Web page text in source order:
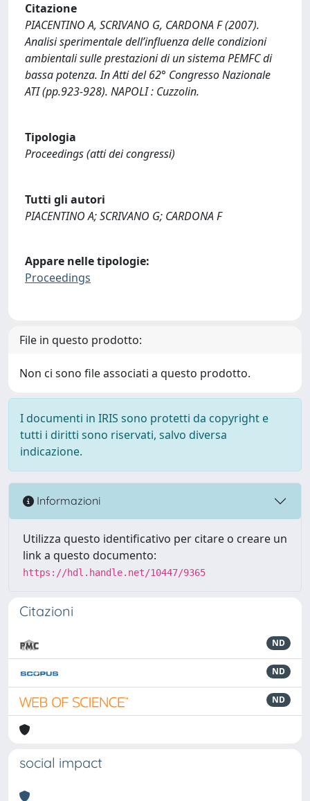
Citazione
PIACENTINO A, SCRIVANO G, CARDONA F (2007).
Analisi sperimentale dell’influenza delle condizioni
ambientali sulle prestazioni di un sistema PEMFC di
bassa potenza. In Atti del 62° Congresso Nazionale
ATI (pp.923-928). NAPOLI : Cuzzolin.
Tipologia
Proceedings (atti dei congressi)
Tutti gli autori
PIACENTINO A; SCRIVANO G; CARDONA F
Appare nelle tipologie:
Proceedings
File in questo prodotto:
Non ci sono file associati a questo prodotto.
I documenti in IRIS sono protetti da copyright e
tutti i diritti sono riservati, salvo diversa
indicazione.
Informazioni
Utilizza questo identificativo per citare o creare un
link a questo documento:
https://hdl.handle.net/10447/9365
Citazioni
ND
ND
ND
social impact